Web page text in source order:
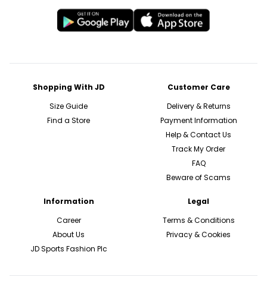
Shopping With JD
Size Guide
Find a Store
Customer Care
Delivery & Returns
Payment Information
Help & Contact Us
Track My Order
FAQ
Beware of Scams
Information
Career
About Us
JD Sports Fashion Plc
Legal
Terms & Conditions
Privacy & Cookies